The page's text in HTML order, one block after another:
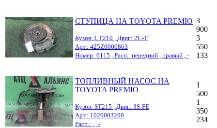
СТУПИЦА НА TOYOTA PREMIO
Кузов: CT210 , Двиг.: 2C-T
Арт.: 425Z0000863
Номер: 6115 , Расп.: передний , правый , -
3
900
3
550
133
ТОПЛИВНЫЙ НАСОС НА
TOYOTA PREMIO
Кузов: ST215 , Двиг.: 3S-FE
Арт.: 1020003200
Расп.: , , -
1
500
1
350
234